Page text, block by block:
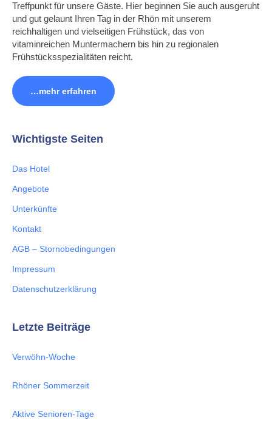
Treffpunkt für unsere Gäste. Hier beginnen Sie auch ausgeruht
und gut gelaunt Ihren Tag in der Rhön mit unserem
reichhaltigen und vielseitigen Frühstück, das von
vitaminreichen Muntermachern bis hin zu regionalen
Frühstücksspezialitäten reicht.
…mehr erfahren
Wichtigste Seiten
Das Hotel
Angebote
Unterkünfte
Kontakt
AGB – Stornobedingungen
Impressum
Datenschutzerklärung
Letzte Beiträge
Verwöhn-Woche
Rhöner Sommerzeit
Aktive Senioren-Tage